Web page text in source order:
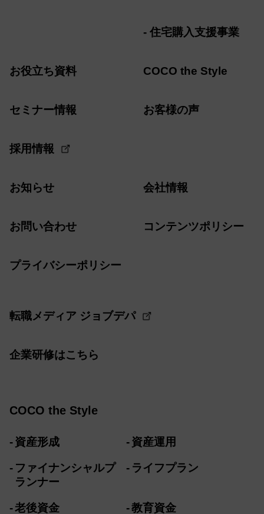
住宅購入支援事業
お役立ち資料 COCO the Style
セミナー情報 お客様の声
採用情報
お知らせ 会社情報
お問い合わせ コンテンツポリシー
プライバシーポリシー
転職メディア ジョブデパ
企業研修はこちら
COCO the Style
資産形成 資産運用
ファイナンシャルプ
ランナー
ライフプラン
老後資金 教育資金